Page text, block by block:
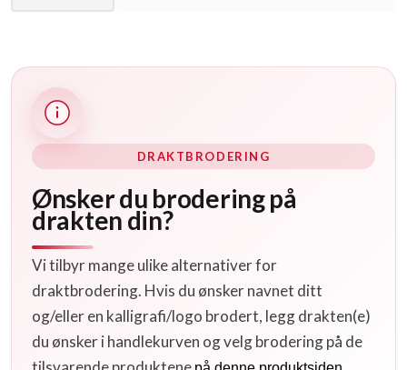
DRAKTBRODERING
Ønsker du brodering på
drakten din?
Vi tilbyr mange ulike alternativer for
draktbrodering. Hvis du ønsker navnet ditt
og/eller en kalligrafi/logo brodert, legg drakten(e)
du ønsker i handlekurven og velg brodering på de